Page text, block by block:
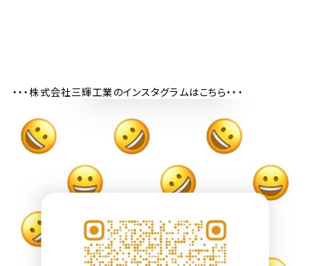
・・・株式会社三輝工業のインスタグラムはこちら・・・